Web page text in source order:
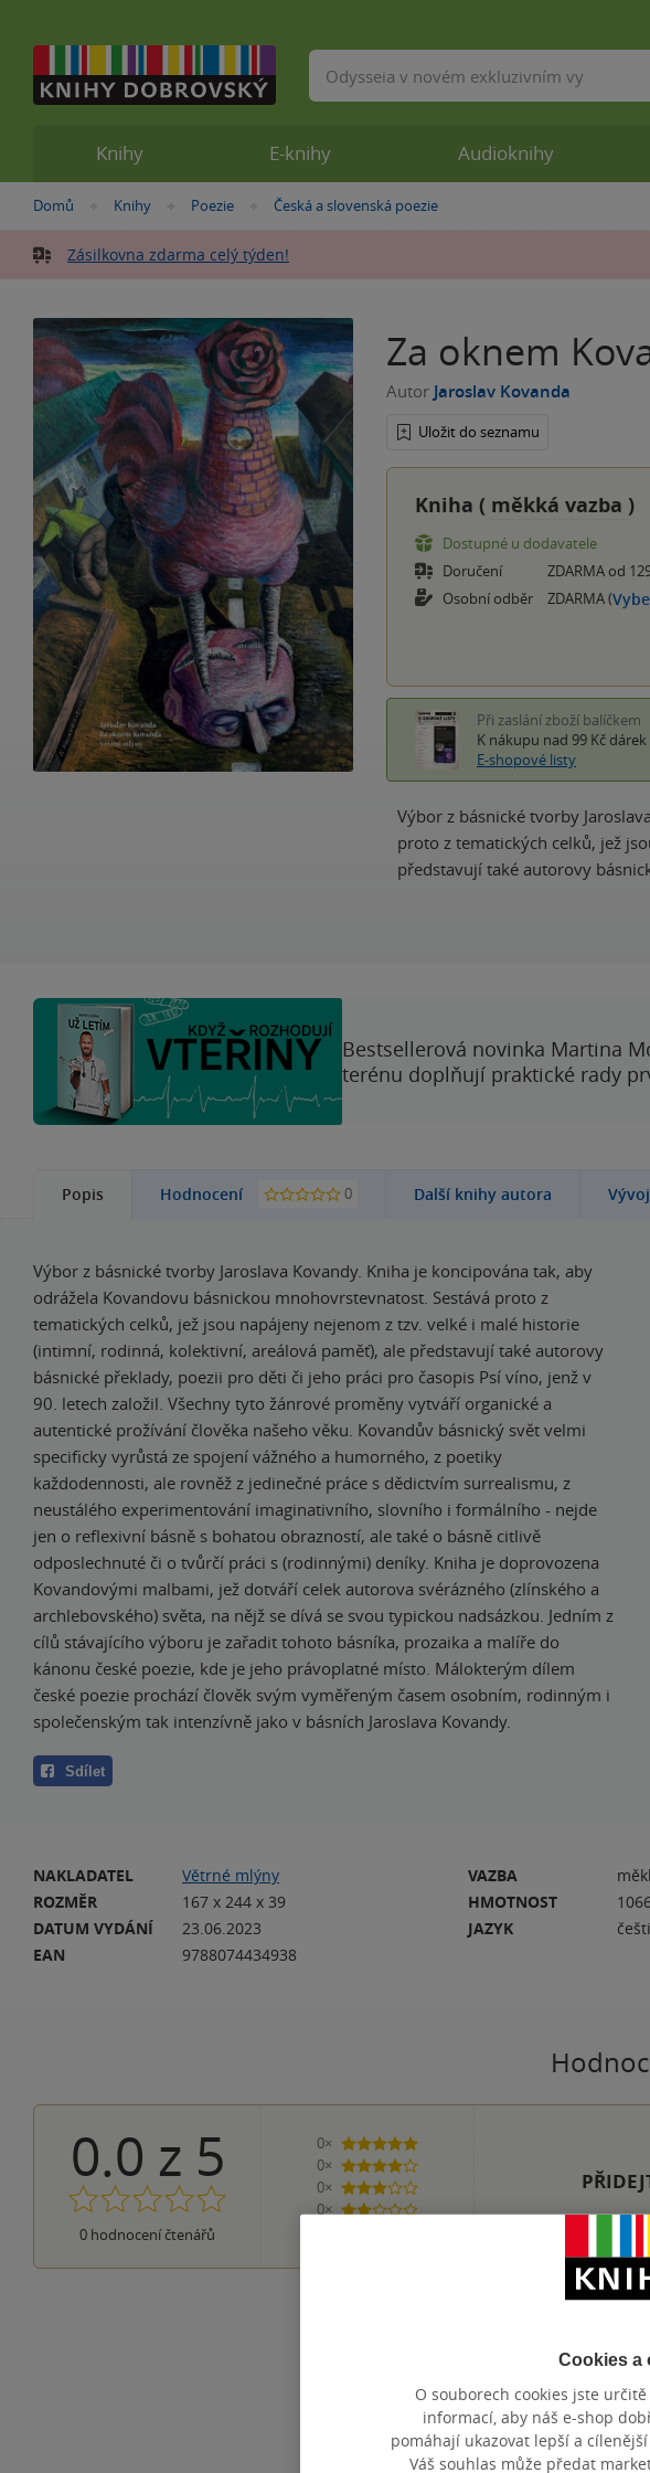
Nacházíte
zde:
Domů »
Knihy »Poezie »
Česká a slovenská poezie
Zásilkovna zdarma celý týden!
Za oknem
Autor Jaroslav Kovanda
Uložit do seznamu
Kniha ( měkká vazba )
Dostupné u dodavatele
Doručení
ZDARMA od
Osobní odběr
ZDARMA (
Při zaslání zboží balíčkem
K nákupu nad 99 Kč
E-shopové listy
Výbor z básnické tvorby
proto z tematických celků, jež
představují také autorovy
Bestsellerová novinka Martina
terénu doplňují praktické rady
Popis Hodnocení 0 Další knihy autora
Výbor z básnické tvorby Jaroslava Kovandy. Kniha je koncipována tak, aby
odrážela Kovandovu básnickou mnohovrstevnatost. Sestává proto z
tematických celků, jež jsou napájeny nejenom z tzv. velké i malé historie
(intimní, rodinná, kolektivní, areálová paměť), ale představují také autorovy
básnické překlady, poezii pro děti či jeho práci pro časopis Psí víno, jenž v
90. letech založil. Všechny tyto žánrové proměny vytváří organické a
autentické prožívání člověka našeho věku. Kovandův básnický svět velmi
specificky vyrůstá ze spojení vážného a humorného, z poetiky
každodennosti, ale rovněž z jedinečné práce s dědictvím surrealismu, z
neustálého experimentování imaginativního, slovního i formálního - nejde
jen o reflexivní básně s bohatou obrazností, ale také o básně citlivě
odposlechnuté či o tvůrčí práci s (rodinnými) deníky. Kniha je doprovozena
Kovandovými malbami, jež dotváří celek autorova svérázného (zlínského a
archlebovského) světa, na nějž se dívá se svou typickou nadsázkou. Jedním z
cílů stávajícího výboru je zařadit tohoto básníka, prozaika a malíře do
kánonu české poezie, kde je jeho právoplatné místo. Málokterým dílem
české poezie prochází člověk svým vyměřeným časem osobním, rodinným i
společenským tak intenzívně jako v básních Jaroslava Kovandy.
Sdílet
NAKLADATEL
Větrné mlýny
ROZMĚR
167 x 244 x 39
DATUM VYDÁNÍ
23.06.2023
EAN
9788074434938
VAZBA
HMOTNOST
JAZYK
0.0 z 5
0 hodnocení čtenářů
0×
5 hvězdiček
0×
4 hvězdičky
0×
3 hvězdičky
0×
2 hvězdičky
Knihy E-knihy Audioknihy
Vyhledávání
Cookies a
O souborech cookies jste
informací, aby náš e-shop
pomáhají ukazovat lepší a
Váš souhlas může předat